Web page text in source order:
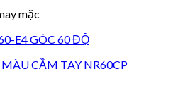
mặc
E4 GÓC 60 ĐỘ